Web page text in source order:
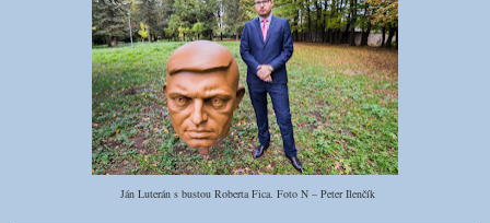
Ján Luterán s bustou Roberta Fica. Foto N – Peter Ilenčík